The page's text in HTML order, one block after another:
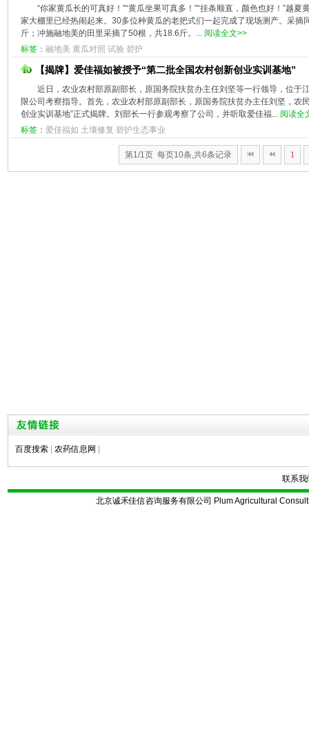
“你家黄瓜长的可真好！”“黄瓜坐果可真多！”“挂条顺直，颜色也好！”越
家大棚里已经热闹起来。30多位种黄瓜的老把式们一起完成了现场测产。采
斤；冲施融地美的田里采摘了50根，共18.6斤。... 阅读全文>>
标签： 融地美 黄瓜对照 试验 碧护
【揭牌】爱佳福如被授予“第二批全国农村创新创业实训基地”
近日，农业农村部原副部长，原国务院扶贫办主任刘坚等一行领导，位于
限公司考察指导。首先，农业农村部原副部长，原国务院扶贫办主任刘坚，农
创业实训基地”正式揭牌。刘部长一行参观考察了公司，并听取爱佳福... 阅读全
标签： 爱佳福如 土壤修复 碧护生态事业
第1/1页 每页10条,共6条记录 1
百度搜索 农药信息网
联系我
北京诚禾佳信咨询服务有限公司 Plum Agricultural